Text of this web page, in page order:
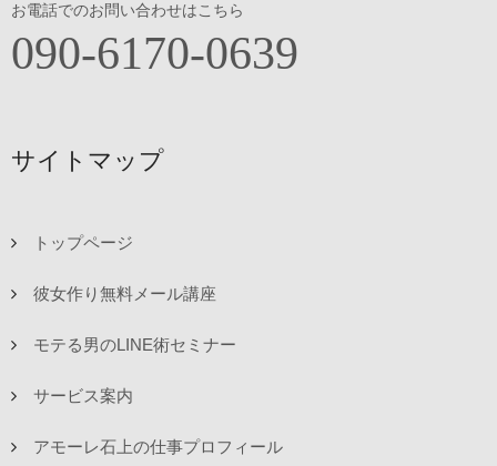
お電話でのお問い合わせはこちら
090-6170-0639
サイトマップ
トップページ
彼女作り無料メール講座
モテる男のLINE術セミナー
サービス案内
アモーレ石上の仕事プロフィール